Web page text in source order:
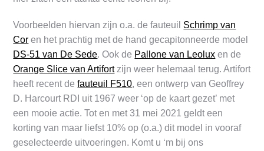
Voorbeelden hiervan zijn o.a. de fauteuil Schrimp van
Cor en het prachtig met de hand gecapitonneerde model
DS-51 van De Sede. Ook de Pallone van Leolux en de
Orange Slice van Artifortzijn weer helemaal terug. Artifort
heeft recent defauteuil F510, een ontwerp van Geoffrey
D. Harcourt RDI uit 1967 weer ‘op de kaart gezet’ met
een mooie actie. Tot en met 31 mei 2021 geldt een
korting van maar liefst 10% op (o.a.) dit model in vooraf
geselecteerde uitvoeringen. Komt u ‘m bij ons